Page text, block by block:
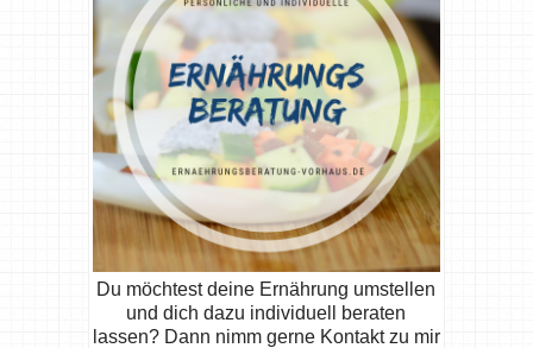
Du möchtest deine Ernährung umstellen
und dich dazu individuell beraten
lassen? Dann nimm gerne Kontakt zu mir